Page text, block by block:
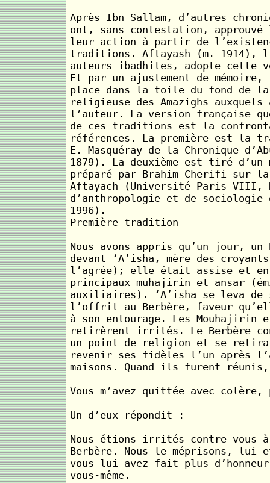
Après Ibn Sallam, d’autres
ont, sans contestation,
leur action à partir de
traditions. Aftayash (m. 1914),
auteurs ibadhites, adopte cette
Et par un ajustement de
place dans la toile du fond de
religieuse des Amazighs
l’auteur. La version française
de ces traditions est la
références. La première est la
E. Masquéray de la Chronique
1879). La deuxième est tiré d’un
préparé par Brahim Cherifi sur
Aftayach (Université Paris VIII,
d’anthropologie et de
1996).
Première tradition
Nous avons appris qu’un jour, un
devant ‘A’isha, mère des
l’agrée); elle était assise et
principaux muhajirin et ansar
auxiliaires). ‘A’isha se leva de
l’offrit au Berbère, faveur
à son entourage. Les Mouhajirin
retirèrent irrités. Le Berbère
un point de religion et se
revenir ses fidèles l’un après
maisons. Quand ils furent
Vous m’avez quittée avec
Un d’eux répondit :
Nous étions irrités contre vous à
Berbère. Nous le méprisons, lui
vous lui avez fait plus
vous-même.